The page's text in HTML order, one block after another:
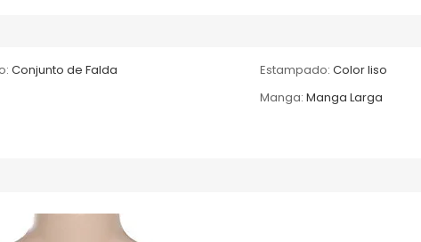
Conjunto de Falda Estampado: Color liso
Manga: Manga Larga